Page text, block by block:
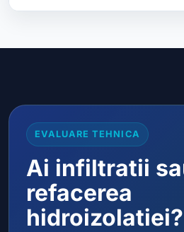
EVALUARE TEHNICA
Ai infiltratii
refacerea
hidroizolatiei?